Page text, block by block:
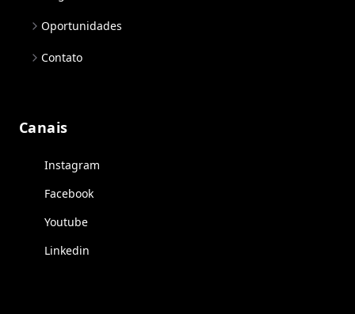
Oportunidades
Contato
Canais
Instagram
Facebook
Youtube
Linkedin